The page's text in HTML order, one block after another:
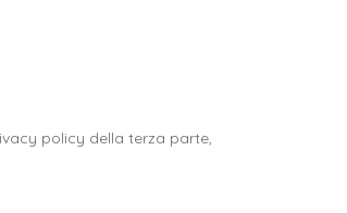
policy della terza parte,